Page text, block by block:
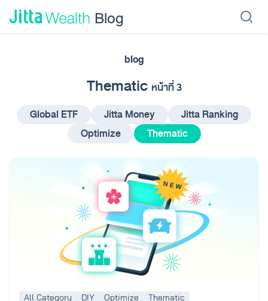
Skip to content - ข้ามไปที่เนื้อหา
Blog
ลงทุนอัตโนมัติ
blog
Thematic หน้าที่ 3
Global ETF
Jitta Money
Jitta Ranking
Optimize
Thematic
All Category DIY Optimize Thematic